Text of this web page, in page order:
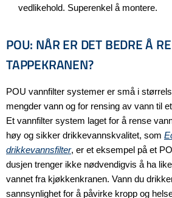
vedlikehold. Superenkel å montere.
POU: NÅR ER DET BEDRE Å
TAPPEKRANEN?
POU vannfilter systemer er små i
mengder vann og for rensing av vann til
Et vannfilter system laget for å rense
høy og sikker drikkevannskvalitet, som
drikkevannsfilter, er et eksempel på et
dusjen trenger ikke nødvendigvis å ha
vannet fra kjøkkenkranen. Vann du
sannsynlighet for å påvirke kropp og